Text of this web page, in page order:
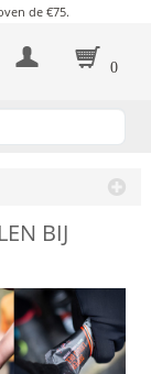
de €75.
0
BIJ